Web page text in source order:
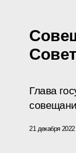
Глава
21 декабря 2022